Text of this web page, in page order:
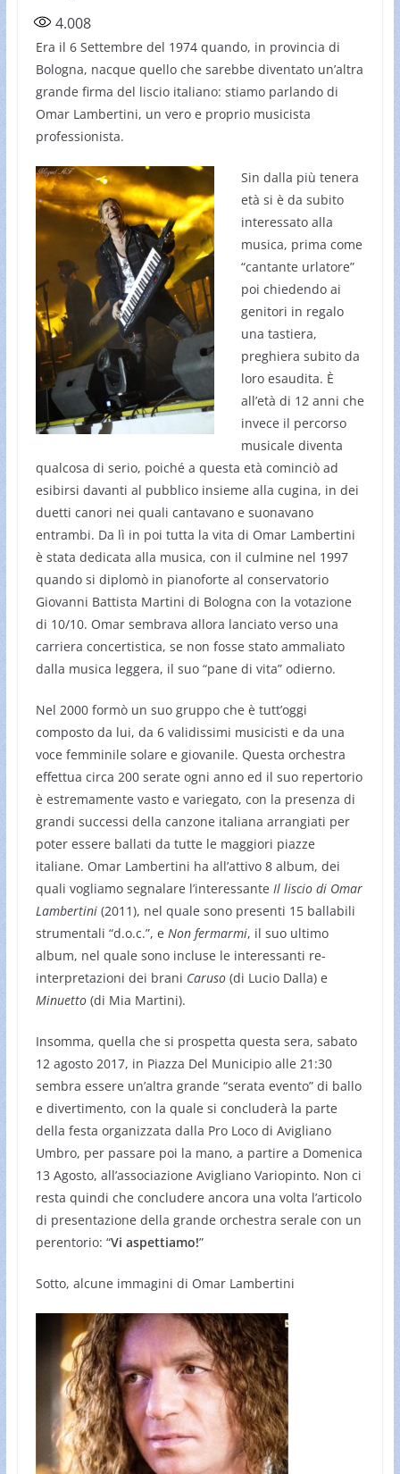
4.008
Era il 6 Settembre del 1974 quando, in provincia di
Bologna, nacque quello che sarebbe diventato un’altra
grande firma del liscio italiano: stiamo parlando di
Omar Lambertini, un vero e proprio musicista
professionista.
Sin dalla più tenera
età si è da subito
interessato alla
musica, prima come
“cantante urlatore”
poi chiedendo ai
genitori in regalo
una tastiera,
preghiera subito da
loro esaudita. È
all’età di 12 anni che
invece il percorso
musicale diventa
qualcosa di serio, poiché a questa età cominciò ad
esibirsi davanti al pubblico insieme alla cugina, in dei
duetti canori nei quali cantavano e suonavano
entrambi. Da lì in poi tutta la vita di Omar Lambertini
è stata dedicata alla musica, con il culmine nel 1997
quando si diplomò in pianoforte al conservatorio
Giovanni Battista Martini di Bologna con la votazione
di 10/10. Omar sembrava allora lanciato verso una
carriera concertistica, se non fosse stato ammaliato
dalla musica leggera, il suo “pane di vita” odierno.
Nel 2000 formò un suo gruppo che è tutt’oggi
composto da lui, da 6 validissimi musicisti e da una
voce femminile solare e giovanile. Questa orchestra
effettua circa 200 serate ogni anno ed il suo repertorio
è estremamente vasto e variegato, con la presenza di
grandi successi della canzone italiana arrangiati per
poter essere ballati da tutte le maggiori piazze
italiane. Omar Lambertini ha all’attivo 8 album, dei
quali vogliamo segnalare l’interessante Il liscio di Omar
Lambertini (2011), nel quale sono presenti 15 ballabili
strumentali “d.o.c.”, e Non fermarmi, il suo ultimo
album, nel quale sono incluse le interessanti re-
interpretazioni dei brani Caruso(di Lucio Dalla) e
Minuetto(di Mia Martini).
Insomma, quella che si prospetta questa sera, sabato
12 agosto 2017, in Piazza Del Municipio alle 21:30
sembra essere un’altra grande “serata evento” di ballo
e divertimento, con la quale si concluderà la parte
della festa organizzata dalla Pro Loco di Avigliano
Umbro, per passare poi la mano, a partire a Domenica
13 Agosto, all’associazione Avigliano Variopinto. Non ci
resta quindi che concludere ancora una volta l’articolo
di presentazione della grande orchestra serale con un
perentorio: “Vi aspettiamo!”
Sotto, alcune immagini di Omar Lambertini